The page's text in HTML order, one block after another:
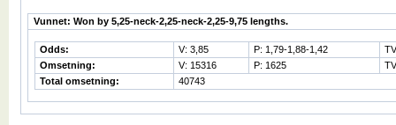
Vunnet: Won by 5,25-neck-2,25-neck-2,25-9,75 lengths.
Odds: V: 3,85 P: 1,79-1,88-1,42
Omsetning:
V: 15316 P: 1625
Total omsetning:
40743